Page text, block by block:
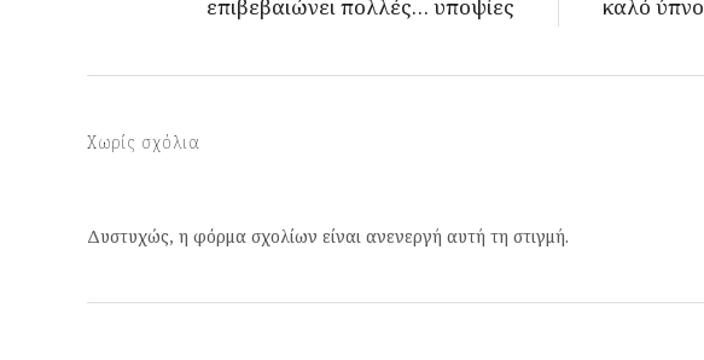
επιβεβαιώνει πολλές… υποψίες
καλό ύπνο
Χωρίς σχόλια
Δυστυχώς, η φόρμα σχολίων είναι ανενεργή αυτή τη στιγμή.